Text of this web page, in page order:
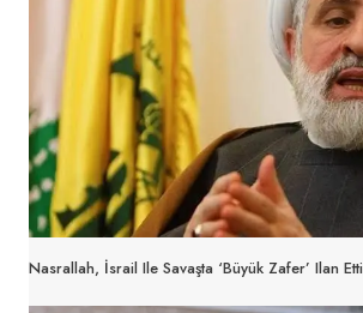
Nasrallah, İsrail Ile Savaşta ‘büyük Zafer’ Ilan Etti